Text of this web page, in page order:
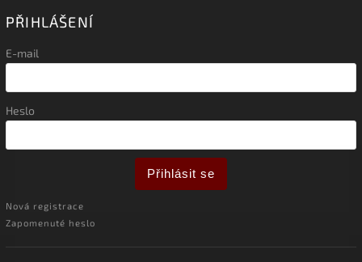
PŘIHLÁŠENÍ
E-mail
Heslo
Přihlásit se
Nová registrace
Zapomenuté heslo